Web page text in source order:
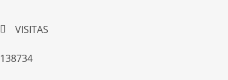
VISITAS
138734